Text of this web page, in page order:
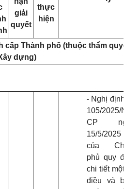
giải
quyết
thực
hiện
cấp Thành phố (thuộc thẩm quyền
dựng)
- Nghị định số
105/2025/NĐ-
CP ngày
15/5/2025
của Chính
phủ quy định
chi tiết một số
điều và biện